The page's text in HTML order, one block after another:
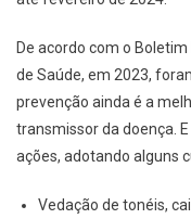
De acordo com o
de Saúde, em 2023,
prevenção ainda é a
transmissor da doença.
ações, adotando alguns
Vedação de tonéis,